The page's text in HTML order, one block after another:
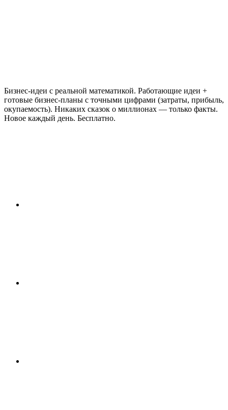
Бизнес-идеи с реальной математикой. Работающие идеи +
готовые бизнес-планы с точными цифрами (затраты, прибыль,
окупаемость). Никаких сказок о миллионах — только факты.
Новое каждый день. Бесплатно.